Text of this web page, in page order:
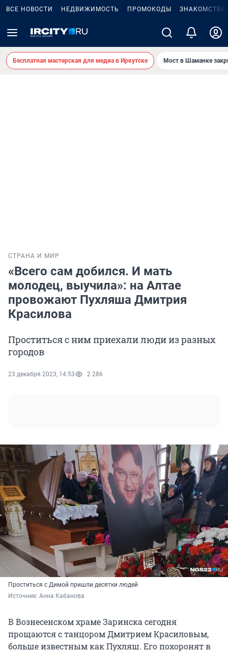
ВСЕ НОВОСТИ НЕДВИЖИМОСТЬ ПРОМОКОДЫ ЗНАКОМСТВА
Бесплатная мастерская для медиа в Иркутске Мост в Шаманке
СТРАНА И МИР
«Всего сам добился. И мать
молодец, выучила»: на Алтае
провожают Пухляша Дмитрия
Красилова
Проститься с ним приехали люди из разных
городов
23 декабря 2023, 14:53 2 286
Проститься с Димой пришли десятки людей
Источник: Анна Кабанова
В Вознесенском храме Заринска сегодня
прощаются с танцором Дмитрием Красиловым,
больше известным как Пухляш. Его похоронят в